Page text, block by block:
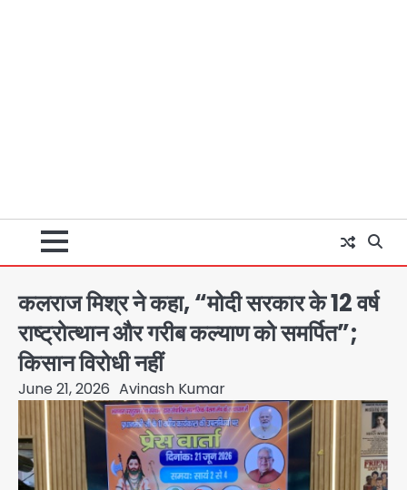
कलराज मिश्र ने कहा, “मोदी सरकार के 12 वर्ष
राष्ट्रोत्थान और गरीब कल्याण को समर्पित”;
किसान विरोधी नहीं
June 21, 2026 Avinash Kumar